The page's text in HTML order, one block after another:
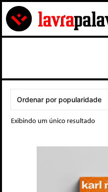
Exibindo um único resultado